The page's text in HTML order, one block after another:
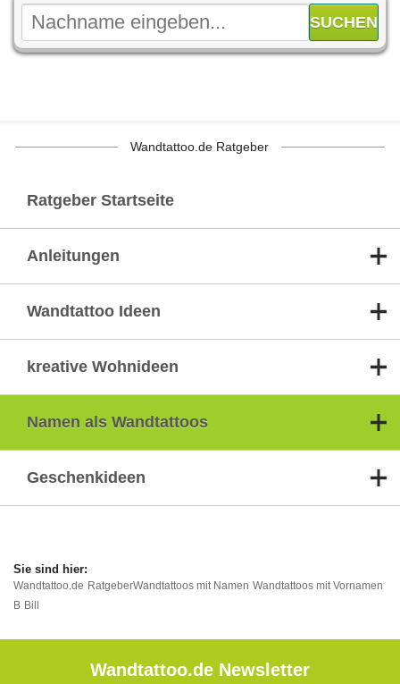
Wandtattoo.de Ratgeber
Ratgeber Startseite
Anleitungen
Wandtattoo Ideen
kreative Wohnideen
Namen als Wandtattoos
Geschenkideen
Wandtattoo.de RatgeberWandtattoos mit Namen Wandtattoos mit Vornamen
B Bill
Wandtattoo.de Newsletter